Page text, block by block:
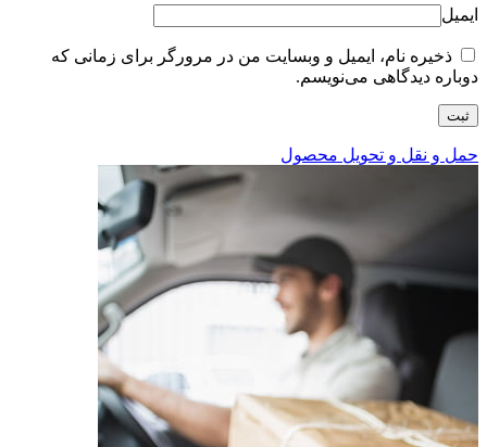
ایمیل
ذخیره نام، ایمیل و وبسایت من در مرورگر برای زمانی که
دوباره دیدگاهی می‌نویسم.
حمل و نقل و تحویل محصول